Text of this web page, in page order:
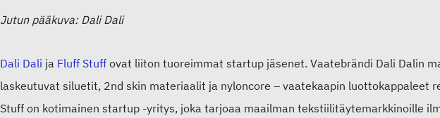
Jutun pääkuva: Dali Dali
Dali Dali ja Fluff Stuff ovat liiton tuoreimmat startup jäsenet. Vaatebrändi Dali Dalin
laskeutuvat siluetit, 2nd skin materiaalit ja nyloncore – vaatekaapin luottokappaleet
Stuff on kotimainen startup -yritys, joka tarjoaa maailman tekstiilitäytemarkkinoille